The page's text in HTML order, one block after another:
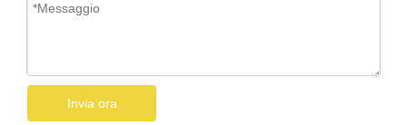
Invia ora